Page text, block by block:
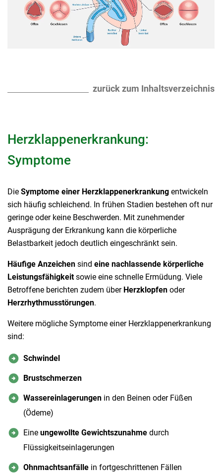
zurück zum Inhaltsverzeichnis
Herzklappenerkrankung:
Symptome
Die Symptome einer Herzklappenerkrankung entwickeln
sich häufig schleichend. In frühen Stadien bestehen oft nur
geringe oder keine Beschwerden. Mit zunehmender
Ausprägung der Erkrankung kann die körperliche
Belastbarkeit jedoch deutlich eingeschränkt sein.
Häufige Anzeichen sind eine nachlassende körperliche
Leistungsfähigkeitsowie eine schnelle Ermüdung. Viele
Betroffene berichten zudem über Herzklopfen oder
Herzrhythmusstörungen.
Weitere mögliche Symptome einer Herzklappenerkrankung
sind:
Schwindel
Brustschmerzen
Wassereinlagerungen in den Beinen oder Füßen
(Ödeme)
Eine ungewollte Gewichtszunahme durch
Flüssigkeitseinlagerungen
Ohnmachtsanfälle in fortgeschrittenen Fällen